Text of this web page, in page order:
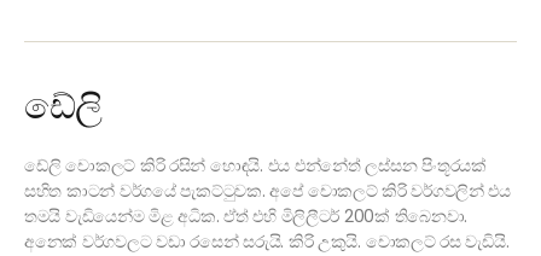
ඩේලි
ඩේලි චොකලට් කිරි රසින් හොඳයි. එය එන්නේත් ලස්සන පිංතූරයක්
සහිත කාටන් වර්ගයේ පැකට්ටුවක. අපේ චොකලට් කිරි වර්ගවලින් එය
තමයි වැඩියෙන්ම මිළ අධික. ඒත් එහි මිලිලීටර් 200ක් තිබෙනවා.
අනෙක් වර්ගවලට වඩා රසෙන් සරුයි. කිරි උකුයි. චොකලට් රස වැඩියි.